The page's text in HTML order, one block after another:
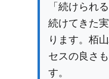
「続けられ
続けてきた
ります。栢
セスの良さ
す。